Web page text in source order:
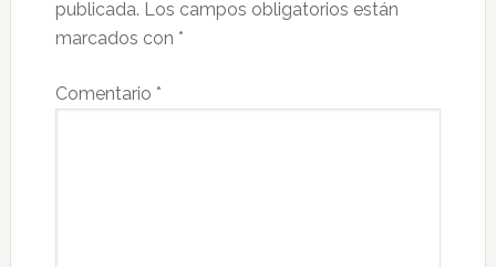
publicada. Los campos obligatorios están
marcados con *
Comentario *